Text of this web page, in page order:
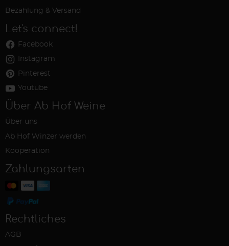
Bezahlung & Versand
Let's connect!
Facebook
Instagram
Pinterest
Youtube
Über Ab Hof Weine
Über uns
Ab Hof Winzer werden
Kooperation
Zahlungsarten
Rechtliches
AGB